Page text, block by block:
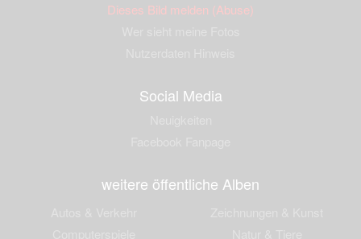
Dieses Bild melden (Abuse)
Social Media
weitere öffentliche Alben